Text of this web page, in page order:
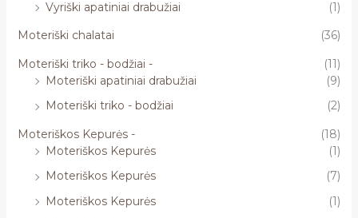
Vyriški apatiniai drabužiai
(1)
Moteriški chalatai
(36)
Moteriški triko - bodžiai -
(11)
Moteriški apatiniai drabužiai
(9)
Moteriški triko - bodžiai
(2)
Moteriškos Kepurės -
(18)
Moteriškos Kepurės
(1)
Moteriškos Kepurės
(7)
Moteriškos Kepurės
(1)